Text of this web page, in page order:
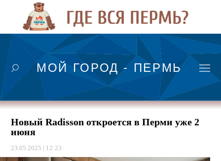
МОЙ ГОРОД - ПЕРМЬ
Новый Radisson откроется в Перми уже 2
июня
23.05.2025 | 12:23